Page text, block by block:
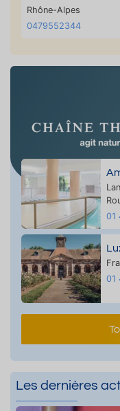
Rhône-Alpes
0479552344
01
01
Les dernières